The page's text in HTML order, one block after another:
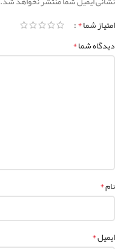
امتیاز شما*
دیدگاه شما*
نام*
ایمیل*